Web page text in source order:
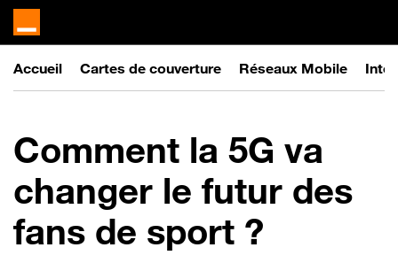
Accueil Cartes de couverture Réseaux Mobile
Comment la 5G va
changer le futur des
fans de sport ?